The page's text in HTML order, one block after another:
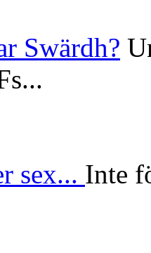
Swärdh?
sex... Inte